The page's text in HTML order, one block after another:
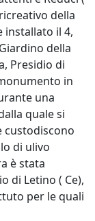
della
installato il 4,
della
Presidio di
in
una
quale si
custodiscono
di ulivo
è stata
di Letino ( Ce),
per le quali